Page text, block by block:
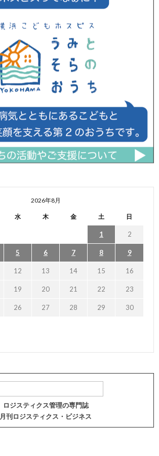
2026年8月
水 木 金 土 日
1 2
5 6 7 8 9
12 13 14 15 16
19 20 21 22 23
26 27 28 29 30
ロジスティクス管理の専門誌
月刊ロジスティクス・ビジネス